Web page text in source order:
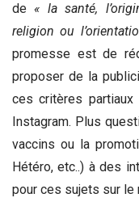
de « la santé,
religion ou
promesse est de
proposer de la
ces critères
Instagram. Plus
vaccins ou la
Hétéro, etc..) à des
pour ces sujets sur le